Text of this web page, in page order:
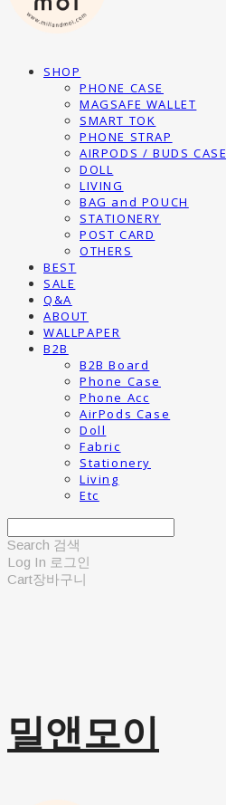
SHOP
PHONE CASE
MAGSAFE WALLET
SMART TOK
PHONE STRAP
AIRPODS / BUDS CASE
DOLL
LIVING
BAG and POUCH
STATIONERY
POST CARD
OTHERS
BEST
SALE
Q&A
ABOUT
WALLPAPER
B2B
B2B Board
Phone Case
Phone Acc
AirPods Case
Doll
Fabric
Stationery
Living
Etc
Search 검색
Log In 로그인
Cart장바구니
밀앤모이